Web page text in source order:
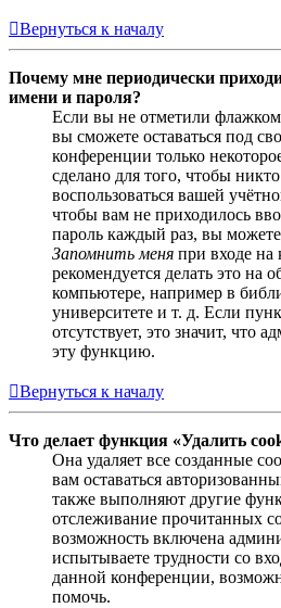
Вернуться к началу
Почему мне периодически
имени и пароля?
Если вы не отметили
вы сможете оставаться под
конференции только
сделано для того, чтобы
воспользоваться вашей
чтобы вам не приходилось
пароль каждый раз, вы
Запомнить меня при входе
рекомендуется делать это на
компьютере, например в
университете и т. д. Если
отсутствует, это значит, что
эту функцию.
Вернуться к началу
Что делает функция «Удалить
Она удаляет все созданные
вам оставаться
также выполняют другие
отслеживание прочитанных
возможность включена
испытываете трудности со
данной конференции,
помочь.